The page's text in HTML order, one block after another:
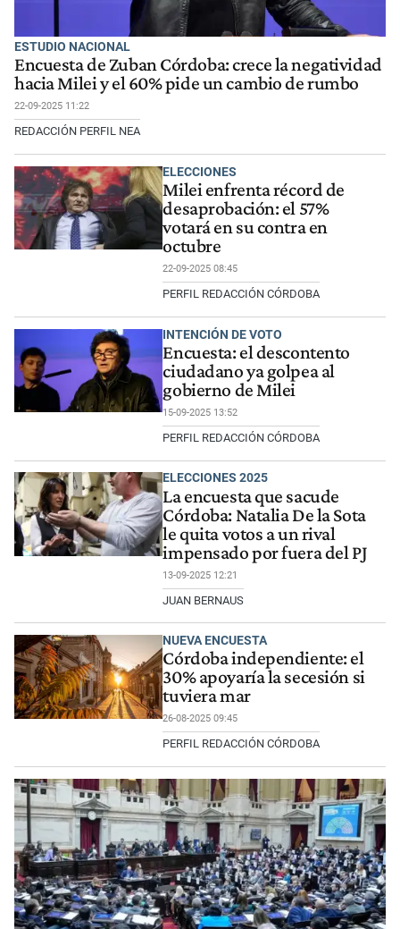
ESTUDIO NACIONAL
Encuesta de Zuban Córdoba: crece la negatividad
hacia Milei y el 60% pide un cambio de rumbo
22-09-2025 11:22
REDACCIÓN PERFIL NEA
ELECCIONES
Milei enfrenta récord de
desaprobación: el 57%
votará en su contra en
octubre
22-09-2025 08:45
PERFIL REDACCIÓN CÓRDOBA
INTENCIÓN DE VOTO
Encuesta: el descontento
ciudadano ya golpea al
gobierno de Milei
15-09-2025 13:52
PERFIL REDACCIÓN CÓRDOBA
ELECCIONES 2025
La encuesta que sacude
Córdoba: Natalia De la Sota
le quita votos a un rival
impensado por fuera del PJ
13-09-2025 12:21
JUAN BERNAUS
NUEVA ENCUESTA
Córdoba independiente: el
30% apoyaría la secesión si
tuviera mar
26-08-2025 09:45
PERFIL REDACCIÓN CÓRDOBA